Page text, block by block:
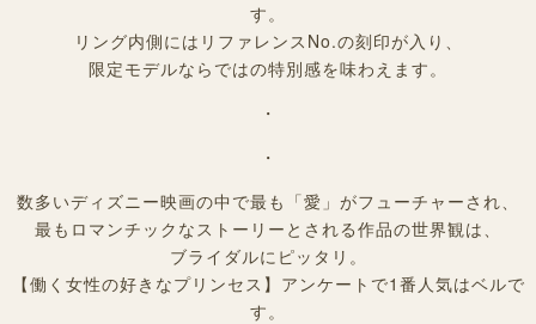
す。
リング内側にはリファレンスNo.の刻印が入り、
限定モデルならではの特別感を味わえます。
・
・
数多いディズニー映画の中で最も「愛」がフューチャーされ、
最もロマンチックなストーリーとされる作品の世界観は、
ブライダルにピッタリ。
【働く女性の好きなプリンセス】アンケートで1番人気はベルで
す。